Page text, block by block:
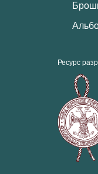
Ресурс